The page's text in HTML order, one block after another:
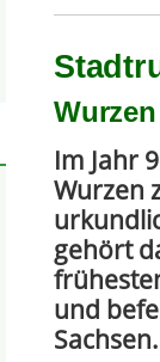
Im Jahr
Wurzen
gehört
und
Sachsen.